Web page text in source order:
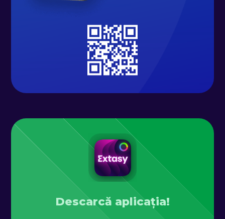
Descarcă aplicația!